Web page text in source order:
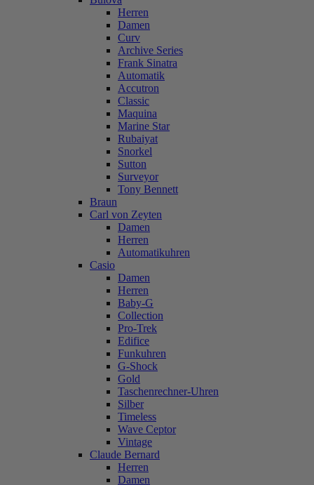
Herren
Damen
Curv
Archive Series
Frank Sinatra
Automatik
Accutron
Classic
Maquina
Marine Star
Rubaiyat
Snorkel
Sutton
Surveyor
Tony Bennett
Braun
Carl von Zeyten
Damen
Herren
Automatikuhren
Casio
Damen
Herren
Baby-G
Collection
Pro-Trek
Edifice
Funkuhren
G-Shock
Gold
Taschenrechner-Uhren
Silber
Timeless
Wave Ceptor
Vintage
Claude Bernard
Herren
Damen